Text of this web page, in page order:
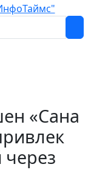
«Сана